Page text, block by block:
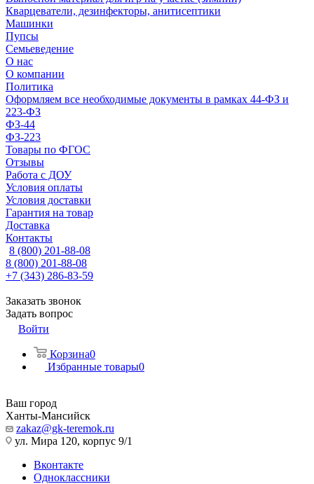
Кварцеватели, дезинфекторы, анитисептики
Машинки
Пупсы
Семьеведение
О нас
О компании
Политика
Оформляем все необходимые документы в рамках 44-ФЗ и
223-ФЗ
ФЗ-44
ФЗ-223
Товары по ФГОС
Отзывы
Работа с ДОУ
Условия оплаты
Условия доставки
Гарантия на товар
Доставка
Контакты
8 (800) 201-88-08
8 (800) 201-88-08
+7 (343) 286-83-59
Заказать звонок
Задать вопрос
Войти
Корзина0
Избранные товары0
Ваш город
Ханты-Мансийск
zakaz@gk-teremok.ru
ул. Мира 120, корпус 9/1
Вконтакте
Одноклассники